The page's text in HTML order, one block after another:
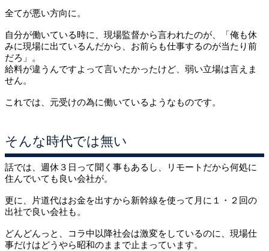
全てが悪い方向に。
自分が働いている時に、現場監督から言われたのが、「俺も休
みに現場に出ているんだから、お前らも仕事するのが当たり前
だろ」。
給料が違うんですよって言いたかったけど、弱い立場は言えま
せん。
これでは、元受けの為に働いているようなものです。
そんな時代では無い
話では、週休３日って聞く事もあるし、リモートだから何処に
住んでいても良い会社が。
更に、片道代はお金を出すから新幹線を使って月に１・２回の
出社で良い会社も。
どんどんっと、コラ中以降社会は激変をしているのに、現場仕
事だけはどうやら昭和のままで止まっています。